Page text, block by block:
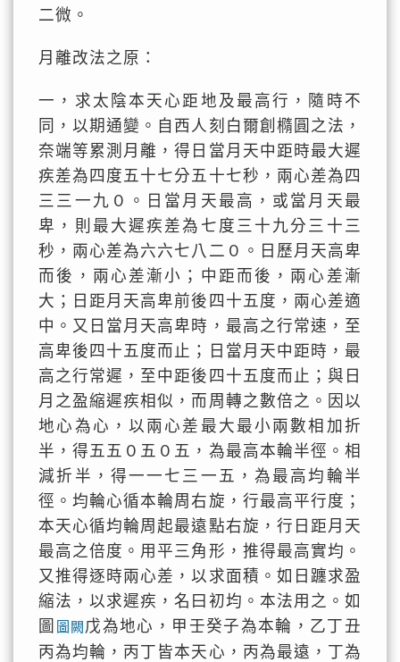
二微。
月離改法之原：
一，求太陰本天心距地及最高行，隨時不
同，以期通變。自西人刻白爾創橢圓之法，
奈端等累測月離，得日當月天中距時最大遲
疾差為四度五十七分五十七秒，兩心差為四
三三一九０。日當月天最高，或當月天最
卑，則最大遲疾差為七度三十九分三十三
秒，兩心差為六六七八二０。日歷月天高卑
而後，兩心差漸小；中距而後，兩心差漸
大；日距月天高卑前後四十五度，兩心差適
中。又日當月天高卑時，最高之行常速，至
高卑後四十五度而止；日當月天中距時，最
高之行常遲，至中距後四十五度而止；與日
月之盈縮遲疾相似，而周轉之數倍之。因以
地心為心，以兩心差最大最小兩數相加折
半，得五五０五０五，為最高本輪半徑。相
減折半，得一一七三一五，為最高均輪半
徑。均輪心循本輪周右旋，行最高平行度；
本天心循均輪周起最遠點右旋，行日距月天
最高之倍度。用平三角形，推得最高實均。
又推得逐時兩心差，以求面積。如日躔求盈
縮法，以求遲疾，名曰初均。本法用之。如
圖 圖闕 戊為地心，甲壬癸子為本輪，乙丁丑
丙為均輪，丙丁皆本天心，丙為最遠，丁為